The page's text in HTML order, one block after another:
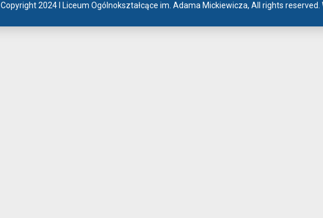
Copyright 2024 I Liceum Ogólnokształcące im. Adama Mickiewicza, All rights reserved.